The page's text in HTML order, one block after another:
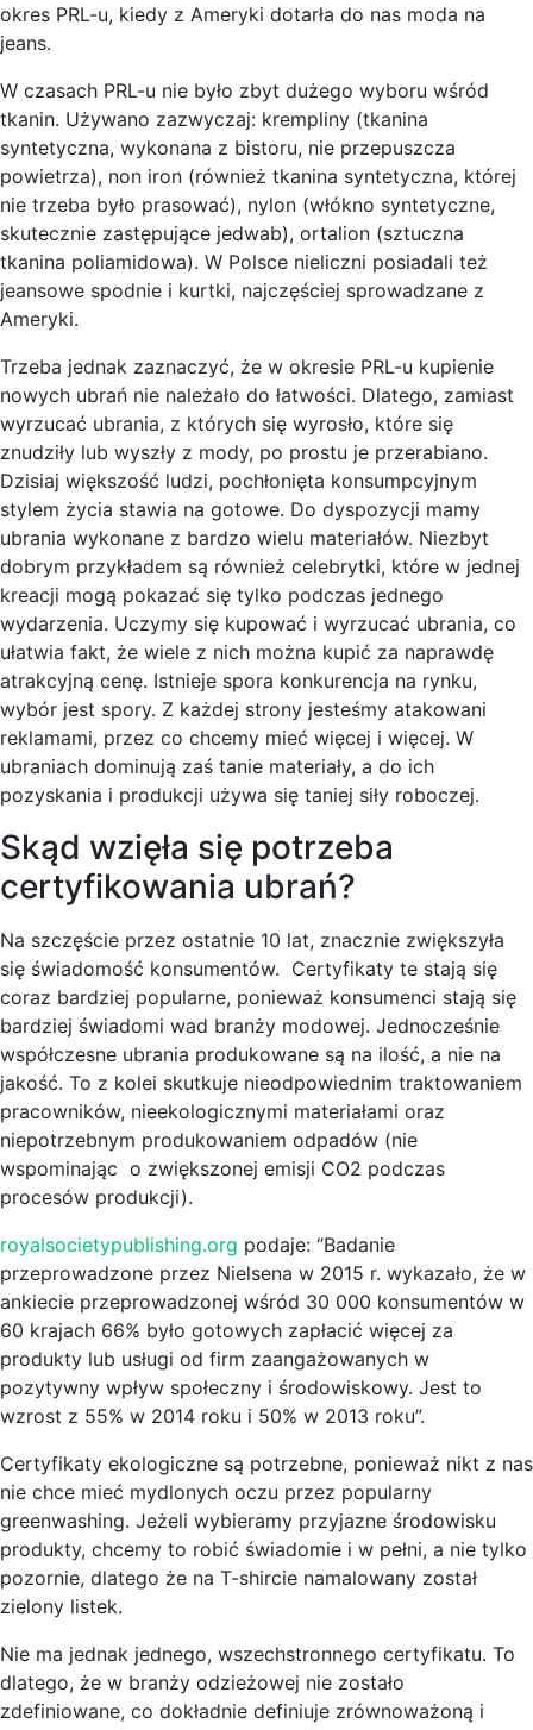
okres PRL-u, kiedy z Ameryki dotarła do nas moda na
jeans.
W czasach PRL-u nie było zbyt dużego wyboru wśród
tkanin. Używano zazwyczaj: krempliny (tkanina
syntetyczna, wykonana z bistoru, nie przepuszcza
powietrza), non iron (również tkanina syntetyczna, której
nie trzeba było prasować), nylon (włókno syntetyczne,
skutecznie zastępujące jedwab), ortalion (sztuczna
tkanina poliamidowa). W Polsce nieliczni posiadali też
jeansowe spodnie i kurtki, najczęściej sprowadzane z
Ameryki.
Trzeba jednak zaznaczyć, że w okresie PRL-u kupienie
nowych ubrań nie należało do łatwości. Dlatego, zamiast
wyrzucać ubrania, z których się wyrosło, które się
znudziły lub wyszły z mody, po prostu je przerabiano.
Dzisiaj większość ludzi, pochłonięta konsumpcyjnym
stylem życia stawia na gotowe. Do dyspozycji mamy
ubrania wykonane z bardzo wielu materiałów. Niezbyt
dobrym przykładem są również celebrytki, które w jednej
kreacji mogą pokazać się tylko podczas jednego
wydarzenia. Uczymy się kupować i wyrzucać ubrania, co
ułatwia fakt, że wiele z nich można kupić za naprawdę
atrakcyjną cenę. Istnieje spora konkurencja na rynku,
wybór jest spory. Z każdej strony jesteśmy atakowani
reklamami, przez co chcemy mieć więcej i więcej. W
ubraniach dominują zaś tanie materiały, a do ich
pozyskania i produkcji używa się taniej siły roboczej.
Skąd wzięła się potrzeba
certyfikowania ubrań?
Na szczęście przez ostatnie 10 lat, znacznie zwiększyła
się świadomość konsumentów. Certyfikaty te stają się
coraz bardziej popularne, ponieważ konsumenci stają się
bardziej świadomi wad branży modowej. Jednocześnie
współczesne ubrania produkowane są na ilość, a nie na
jakość. To z kolei skutkuje nieodpowiednim traktowaniem
pracowników, nieekologicznymi materiałami oraz
niepotrzebnym produkowaniem odpadów (nie
wspominając o zwiększonej emisji CO2 podczas
procesów produkcji).
royalsocietypublishing.org podaje: “Badanie
przeprowadzone przez Nielsena w 2015 r. wykazało, że w
ankiecie przeprowadzonej wśród 30 000 konsumentów w
60 krajach 66% było gotowych zapłacić więcej za
produkty lub usługi od firm zaangażowanych w
pozytywny wpływ społeczny i środowiskowy. Jest to
wzrost z 55% w 2014 roku i 50% w 2013 roku”.
Certyfikaty ekologiczne są potrzebne, ponieważ nikt z nas
nie chce mieć mydlonych oczu przez popularny
greenwashing. Jeżeli wybieramy przyjazne środowisku
produkty, chcemy to robić świadomie i w pełni, a nie tylko
pozornie, dlatego że na T-shircie namalowany został
zielony listek.
Nie ma jednak jednego, wszechstronnego certyfikatu. To
dlatego, że w branży odzieżowej nie zostało
zdefiniowane, co dokładnie definiuje zrównoważoną i